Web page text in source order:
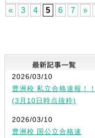
«
3 4 5 6 7 »
2026/03/10
豊洲校 私立合格速報！！
(3月10日時点抜粋)
2026/03/10
豊洲校 国公立合格速